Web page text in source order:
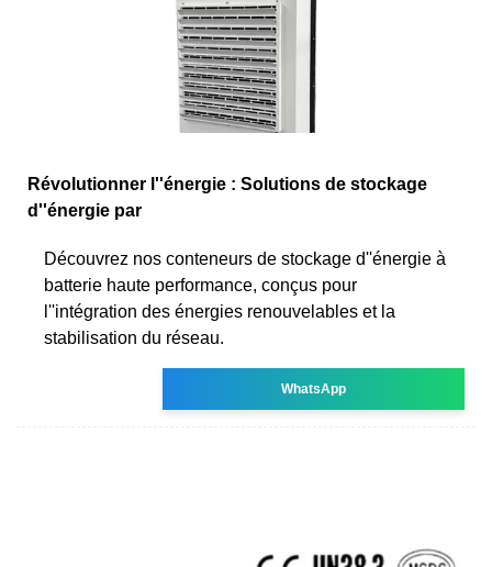
Révolutionner l''énergie : Solutions de stockage
d''énergie par
Découvrez nos conteneurs de stockage d''énergie à
batterie haute performance, conçus pour
l''intégration des énergies renouvelables et la
stabilisation du réseau.
WhatsApp